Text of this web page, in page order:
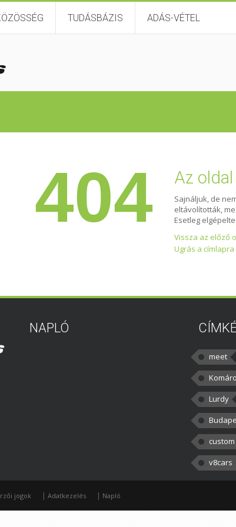
TUDÁSBÁZIS ADÁS-VÉTEL
404 Az
Sajnáljuk, de
eltávolították,
Esetleg
Vissza az előző
Ugrás a címlapra
NAPLÓ
meet
Lurdy
custom
v8cars
jogok | Adatkezelés | Napló